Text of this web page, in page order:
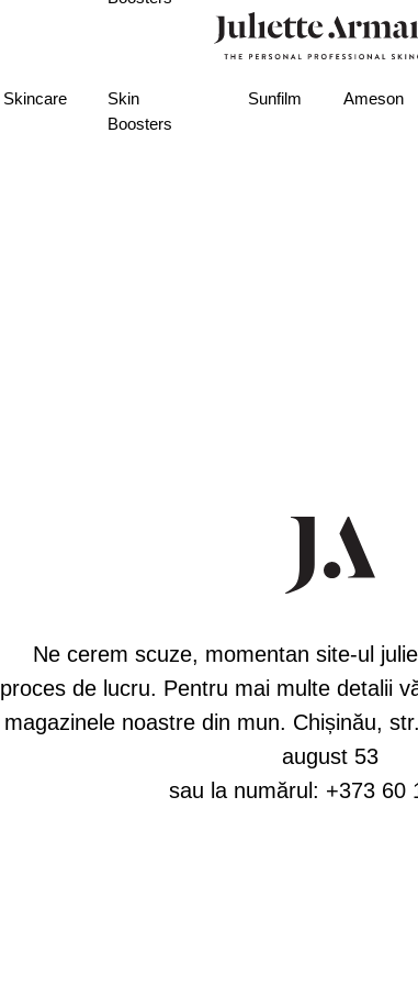
Skincare
Skin
Boosters
Sunfilm Ameson
Ne cerem scuze, momentan site-ul
proces de lucru. Pentru mai multe detalii
magazinele noastre din mun. Chișinău,
august 53
sau la numărul: +373 60